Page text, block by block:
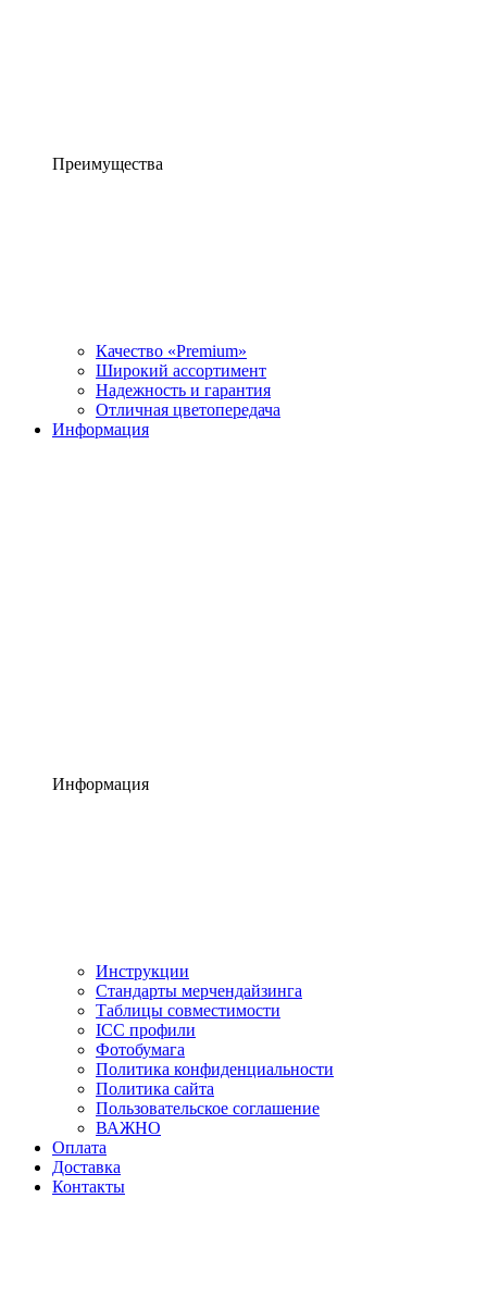
Преимущества
Качество «Premium»
Широкий ассортимент
Надежность и гарантия
Отличная цветопередача
Информация
Информация
Инструкции
Стандарты мерчендайзинга
Таблицы совместимости
ICC профили
Фотобумага
Политика конфиденциальности
Политика сайта
Пользовательское соглашение
ВАЖНО
Оплата
Доставка
Контакты